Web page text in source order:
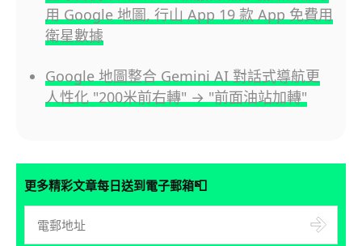
用 Google 地圖, 行山 App 19 款 App 免費用
衛星數據
Google 地圖整合 Gemini AI 對話式導航更
人性化 "200米前右轉" → "前面油站加轉"
更多精彩文章每日送到電子郵箱📮